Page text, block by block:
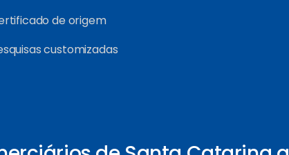
de origem
customizadas